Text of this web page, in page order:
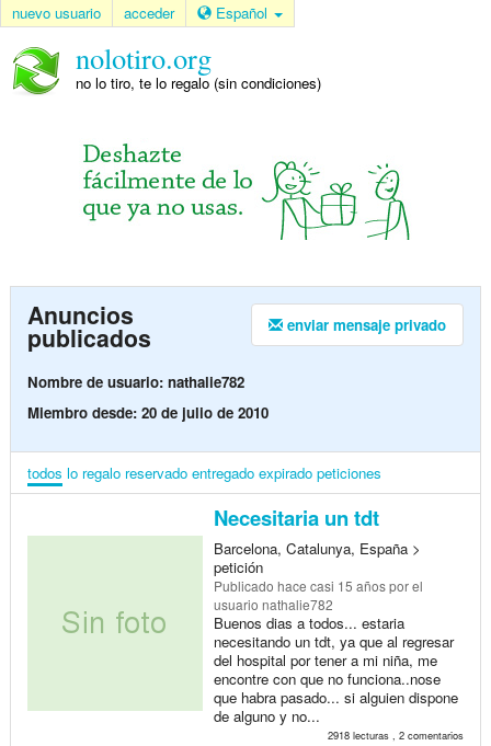
nuevo usuario acceder Español
nolotiro.org
no lo tiro, te lo regalo (sin condiciones)
enviar mensaje privado
Anuncios
publicados
Nombre de usuario: nathalie782
Miembro desde: 20 de julio de 2010
todos lo regalo reservado entregado expirado peticiones
Necesitaria un tdt
Barcelona, Catalunya, España >
petición
Publicado hace casi 15 añospor el
usuario nathalie782
Buenos dias a todos... estaria
necesitando un tdt, ya que al regresar
del hospital por tener a mi niña, me
encontre con que no funciona..nose
que habra pasado... si alguien dispone
de alguno y no...
2918 lecturas , 2 comentarios